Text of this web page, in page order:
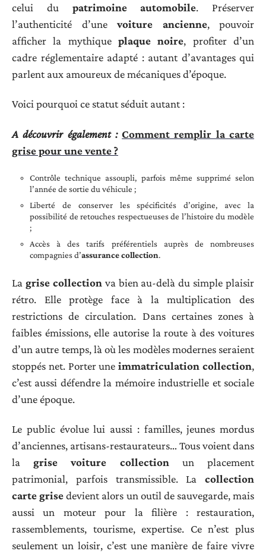
celui du patrimoine automobile. Préserver
l’authenticité d’une voiture ancienne, pouvoir
afficher la mythique plaque noire, profiter d’un
cadre réglementaire adapté : autant d’avantages qui
parlent aux amoureux de mécaniques d’époque.
Voici pourquoi ce statut séduit autant :
A découvrir également : Comment remplir la carte
grise pour une vente ?
Contrôle technique assoupli, parfois même supprimé selon
l’année de sortie du véhicule ;
Liberté de conserver les spécificités d’origine, avec la
possibilité de retouches respectueuses de l’histoire du modèle
;
Accès à des tarifs préférentiels auprès de nombreuses
compagnies d’assurance collection.
La grise collection va bien au-delà du simple plaisir
rétro. Elle protège face à la multiplication des
restrictions de circulation. Dans certaines zones à
faibles émissions, elle autorise la route à des voitures
d’un autre temps, là où les modèles modernes seraient
stoppés net. Porter uneimmatriculation collection,
c’est aussi défendre la mémoire industrielle et sociale
d’une époque.
Le public évolue lui aussi : familles, jeunes mordus
d’anciennes, artisans-restaurateurs… Tous voient dans
lagrise voiture collectionun placement
patrimonial, parfois transmissible. La collection
carte grisedevient alors un outil de sauvegarde, mais
aussi un moteur pour la filière : restauration,
rassemblements, tourisme, expertise. Ce n’est plus
seulement un loisir, c’est une manière de faire vivre